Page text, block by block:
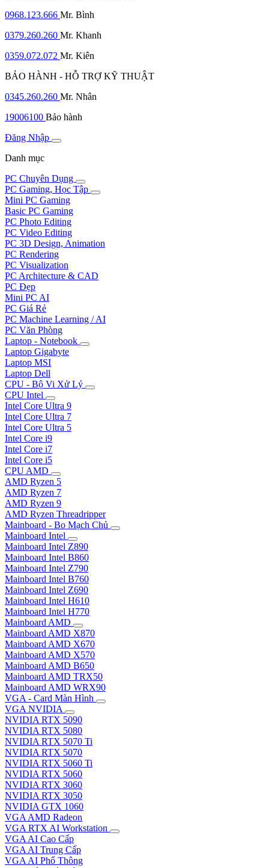
0968.123.666 Mr. Bình
0379.260.260 Mr. Khanh
0359.072.072 Mr. Kiên
BẢO HÀNH - HỖ TRỢ KỸ THUẬT
0345.260.260 Mr. Nhân
19006100 Bảo hành
Đăng Nhập
Danh mục
PC Chuyên Dụng
PC Gaming, Học Tập
Mini PC Gaming
Basic PC Gaming
PC Photo Editing
PC Video Editing
PC 3D Design, Animation
PC Rendering
PC Visualization
PC Architecture & CAD
PC Đẹp
Mini PC AI
PC Giá Rẻ
PC Machine Learning / AI
PC Văn Phòng
Laptop - Notebook
Laptop Gigabyte
Laptop MSI
Laptop Dell
CPU - Bộ Vi Xử Lý
CPU Intel
Intel Core Ultra 9
Intel Core Ultra 7
Intel Core Ultra 5
Intel Core i9
Intel Core i7
Intel Core i5
CPU AMD
AMD Ryzen 5
AMD Ryzen 7
AMD Ryzen 9
AMD Ryzen Threadripper
Mainboard - Bo Mạch Chủ
Mainboard Intel
Mainboard Intel Z890
Mainboard Intel B860
Mainboard Intel Z790
Mainboard Intel B760
Mainboard Intel Z690
Mainboard Intel H610
Mainboard Intel H770
Mainboard AMD
Mainboard AMD X870
Mainboard AMD X670
Mainboard AMD X570
Mainboard AMD B650
Mainboard AMD TRX50
Mainboard AMD WRX90
VGA - Card Màn Hình
VGA NVIDIA
NVIDIA RTX 5090
NVIDIA RTX 5080
NVIDIA RTX 5070 Ti
NVIDIA RTX 5070
NVIDIA RTX 5060 Ti
NVIDIA RTX 5060
NVIDIA RTX 3060
NVIDIA RTX 3050
NVIDIA GTX 1060
VGA AMD Radeon
VGA RTX AI Workstation
VGA AI Cao Cấp
VGA AI Trung Cấp
VGA AI Phổ Thông